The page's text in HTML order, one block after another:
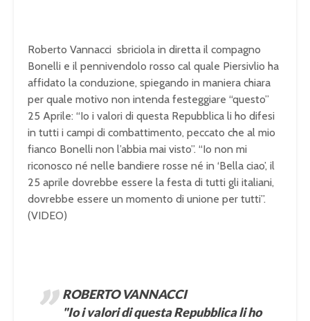
Roberto Vannacci sbriciola in diretta il compagno
Bonelli e il pennivendolo rosso cal quale Piersivlio ha
affidato la conduzione, spiegando in maniera chiara
per quale motivo non intenda festeggiare “questo”
25 Aprile: “Io i valori di questa Repubblica li ho difesi
in tutti i campi di combattimento, peccato che al mio
fianco Bonelli non l’abbia mai visto”. “Io non mi
riconosco né nelle bandiere rosse né in ‘Bella ciao’, il
25 aprile dovrebbe essere la festa di tutti gli italiani,
dovrebbe essere un momento di unione per tutti”.
(VIDEO)
ROBERTO VANNACCI
"Io i valori di questa Repubblica li ho